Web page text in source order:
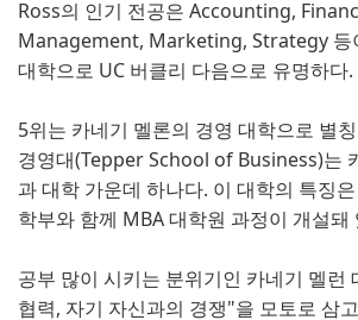
Ross의 인기 전공은 Accounting,
Management, Marketing, Strategy 등
대학으로 UC 버클리 다음으로 유명하다.
5위는 카네기 멜론의 경영 대학으로 별
경영대(Tepper School of Business)는
과 대학 가운데 하나다. 이 대학의 특징
학부와 함께 MBA 대학원 과정이 개설돼
공부 많이 시키는 분위기인 카네기 멜런
협력, 자기 자신과의 경쟁"을 모토로 삼